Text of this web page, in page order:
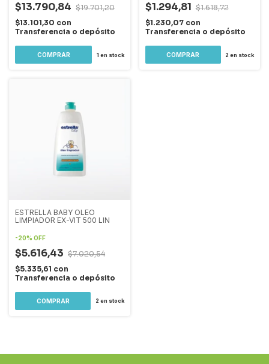
$13.790,84 $19.701,20
$13.101,30 con
Transferencia o depósito
1 en stock
$1.294,81 $1.618,72
$1.230,07 con
Transferencia o depósito
2 en stock
ESTRELLA BABY OLEO
LIMPIADOR EX-VIT 500 LIN
-20% OFF
$5.616,43 $7.020,54
$5.335,61 con
Transferencia o depósito
2 en stock